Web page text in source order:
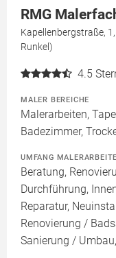
RMG
Kapellenbergstraße,
Runkel)
4.5
MALER BEREICHE
Malerarbeiten,
Badezimmer,
UMFANG
Beratung,
Durchführung,
Reparatur,
Renovierung /
Sanierung /